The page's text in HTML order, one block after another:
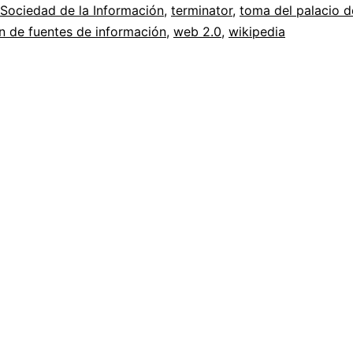
y
el
Sociedad de la Información, terminator, toma del palacio
de fuentes de información, web 2.0, wikipedia